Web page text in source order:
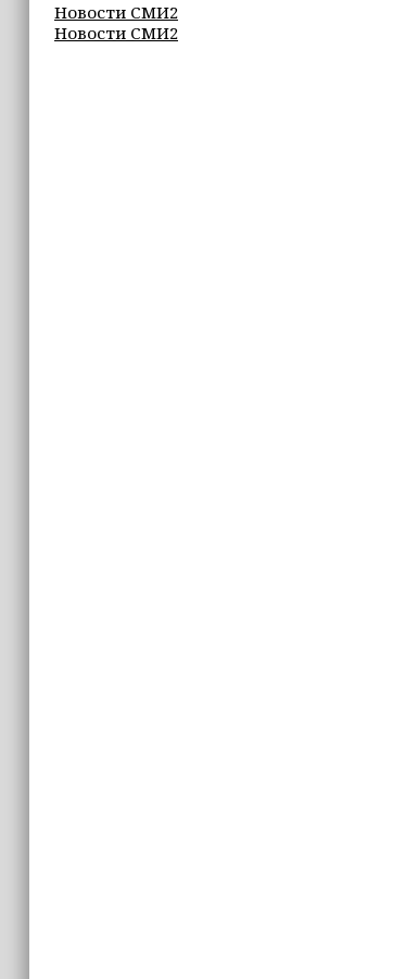
19:37
Новости СМИ2
Новости СМИ2